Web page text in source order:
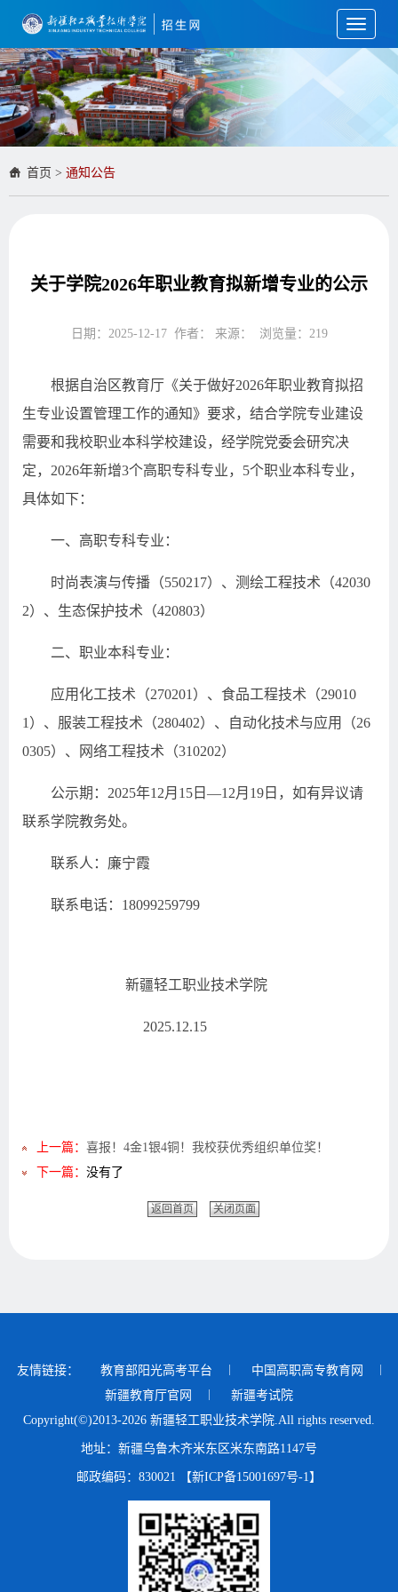
Toggle
首页 > 通知公告
关于学院2026年职业教育拟新增专业的公示
日期：2025-12-17 作者： 来源： 浏览量： 219
根据自治区教育厅《关于做好2026年职业教育拟招
生专业设置管理工作的通知》要求，结合学院专业建设
需要和我校职业本科学校建设，经学院党委会研究决
定，2026年新增3个高职专科专业，5个职业本科专业，
具体如下：
一、高职专科专业：
时尚表演与传播（550217）、测绘工程技术（42030
2）、生态保护技术（420803）
二、职业本科专业：
应用化工技术（270201）、食品工程技术（29010
1）、服装工程技术（280402）、自动化技术与应用（26
0305）、网络工程技术（310202）
公示期：2025年12月15日—12月19日，如有异议请
联系学院教务处。
联系人：廉宁霞
联系电话：18099259799
新疆轻工职业技术学院
2025.12.15
上一篇： 喜报！4金1银4铜！我校获优秀组织单位奖！
下一篇： 没有了
返回首页 关闭页面
友情链接： 教育部阳光高考平台
中国高职高专教育网
新疆教育厅官网
新疆考试院
Copyright(©)2013-2026 新疆轻工职业技术学院.All rights reserved.
地址：新疆乌鲁木齐米东区米东南路1147号
邮政编码：830021 【新ICP备15001697号-1】